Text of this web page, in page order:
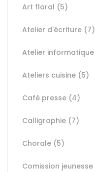
Art floral (5)
Atelier d'écriture (7)
Atelier informatique
Ateliers cuisine (5)
Café presse (4)
Calligraphie (7)
Chorale (5)
Comission jeunesse